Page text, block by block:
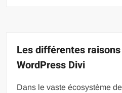
Les différentes
WordPress Divi
Dans le vaste écosystème